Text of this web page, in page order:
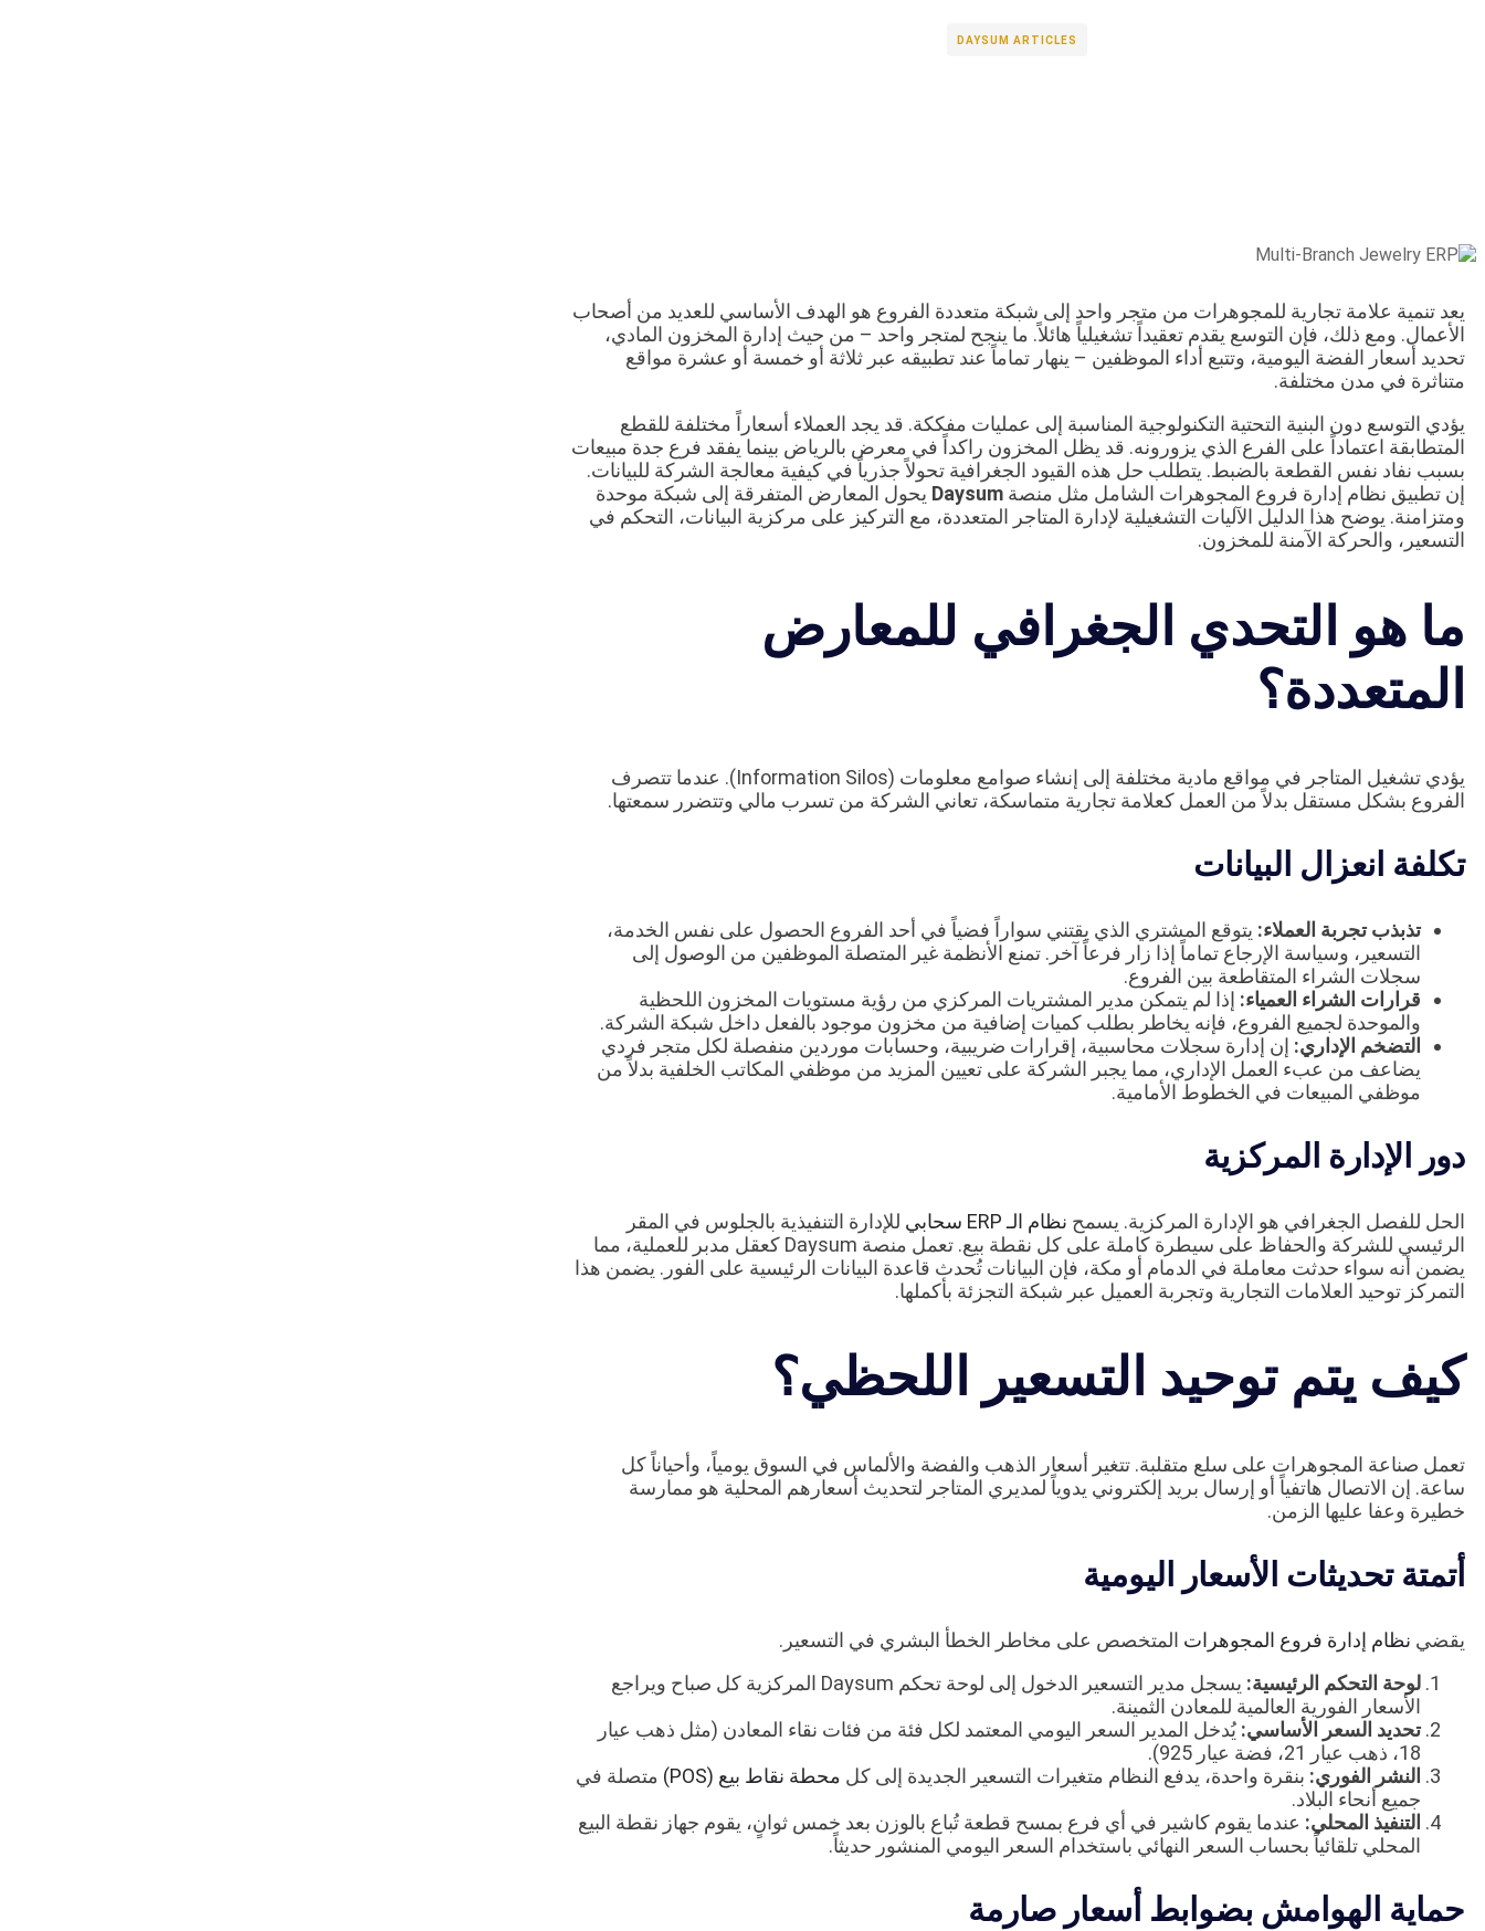
DAYSUM ARTICLES
يعد تنمية علامة تجارية للمجوهرات من متجر واحد إلى شبكة متعددة الفروع هو الهدف الأساسي للعديد من أصحاب
الأعمال. ومع ذلك، فإن التوسع يقدم تعقيداً تشغيلياً هائلاً. ما ينجح لمتجر واحد – من حيث إدارة المخزون المادي،
تحديد أسعار الفضة اليومية، وتتبع أداء الموظفين – ينهار تماماً عند تطبيقه عبر ثلاثة أو خمسة أو عشرة مواقع
متناثرة في مدن مختلفة.
يؤدي التوسع دون البنية التحتية التكنولوجية المناسبة إلى عمليات مفككة. قد يجد العملاء أسعاراً مختلفة للقطع
المتطابقة اعتماداً على الفرع الذي يزورونه. قد يظل المخزون راكداً في معرض بالرياض بينما يفقد فرع جدة مبيعات
بسبب نفاد نفس القطعة بالضبط. يتطلب حل هذه القيود الجغرافية تحولاً جذرياً في كيفية معالجة الشركة للبيانات.
إن تطبيق نظام إدارة فروع المجوهرات الشامل مثل منصة Daysum يحول المعارض المتفرقة إلى شبكة موحدة
ومتزامنة. يوضح هذا الدليل الآليات التشغيلية لإدارة المتاجر المتعددة، مع التركيز على مركزية البيانات، التحكم في
التسعير، والحركة الآمنة للمخزون.
ما هو التحدي الجغرافي للمعارض
المتعددة؟
يؤدي تشغيل المتاجر في مواقع مادية مختلفة إلى إنشاء صوامع معلومات (Information Silos). عندما تتصرف
الفروع بشكل مستقل بدلاً من العمل كعلامة تجارية متماسكة، تعاني الشركة من تسرب مالي وتتضرر سمعتها.
تكلفة انعزال البيانات
تذبذب تجربة العملاء: يتوقع المشتري الذي يقتني سواراً فضياً في أحد الفروع الحصول على نفس الخدمة،
التسعير، وسياسة الإرجاع تماماً إذا زار فرعاً آخر. تمنع الأنظمة غير المتصلة الموظفين من الوصول إلى
سجلات الشراء المتقاطعة بين الفروع.
قرارات الشراء العمياء: إذا لم يتمكن مدير المشتريات المركزي من رؤية مستويات المخزون اللحظية
والموحدة لجميع الفروع، فإنه يخاطر بطلب كميات إضافية من مخزون موجود بالفعل داخل شبكة الشركة.
التضخم الإداري: إن إدارة سجلات محاسبية، إقرارات ضريبية، وحسابات موردين منفصلة لكل متجر فردي
يضاعف من عبء العمل الإداري، مما يجبر الشركة على تعيين المزيد من موظفي المكاتب الخلفية بدلاً من
موظفي المبيعات في الخطوط الأمامية.
دور الإدارة المركزية
الحل للفصل الجغرافي هو الإدارة المركزية. يسمح نظام الـ ERP سحابي
للإدارة التنفيذية بالجلوس في المقر
الرئيسي للشركة والحفاظ على سيطرة كاملة على كل نقطة بيع. تعمل منصة Daysum كعقل مدبر للعملية، مما
يضمن أنه سواء حدثت معاملة في الدمام أو مكة، فإن البيانات تُحدث قاعدة البيانات الرئيسية على الفور. يضمن هذا
التمركز توحيد العلامات التجارية وتجربة العميل عبر شبكة التجزئة بأكملها.
كيف يتم توحيد التسعير اللحظي؟
تعمل صناعة المجوهرات على سلع متقلبة. تتغير أسعار الذهب والفضة والألماس في السوق يومياً، وأحياناً كل
ساعة. إن الاتصال هاتفياً أو إرسال بريد إلكتروني يدوياً لمديري المتاجر لتحديث أسعارهم المحلية هو ممارسة
خطيرة وعفا عليها الزمن.
أتمتة تحديثات الأسعار اليومية
يقضي نظام إدارة فروع المجوهرات المتخصص على مخاطر الخطأ البشري في التسعير.
لوحة التحكم الرئيسية:
يسجل مدير التسعير الدخول إلى لوحة تحكم Daysum المركزية كل صباح ويراجع
الأسعار الفورية العالمية للمعادن الثمينة.
تحديد السعر الأساسي: يُدخل المدير السعر اليومي المعتمد لكل فئة من فئات نقاء المعادن (مثل ذهب عيار
18، ذهب عيار 21، فضة عيار 925).
النشر الفوري: بنقرة واحدة، يدفع النظام متغيرات التسعير الجديدة إلى كل محطة نقاط بيع (POS)
متصلة في
جميع أنحاء البلاد.
التنفيذ المحلي: عندما يقوم كاشير في أي فرع بمسح قطعة تُباع بالوزن بعد خمس ثوانٍ، يقوم جهاز نقطة البيع
المحلي تلقائياً بحساب السعر النهائي باستخدام السعر اليومي المنشور حديثاً.
حماية الهوامش بضوابط أسعار صارمة